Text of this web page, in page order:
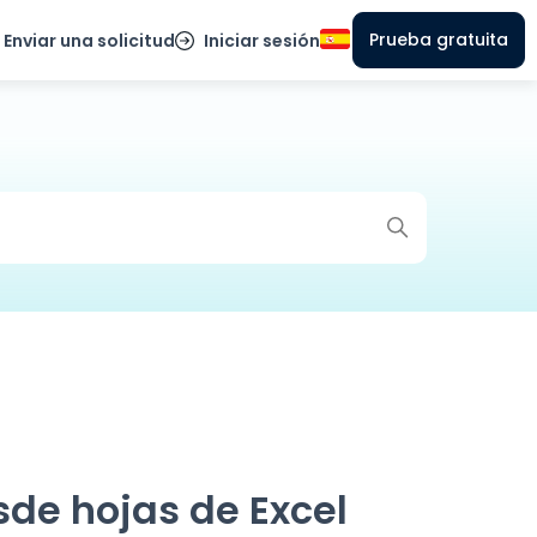
Enviar una solicitud Iniciar sesión Prueba gratuita
hojas de Excel